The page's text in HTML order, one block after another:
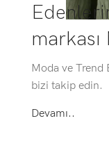
Moda ve Trend
bizi takip edin.
Devamı..